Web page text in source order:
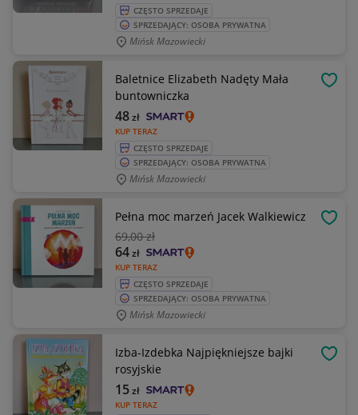
CZĘSTO SPRZEDAJE
SPRZEDAJĄCY: OSOBA PRYWATNA
Mińsk Mazowiecki
Baletnice Elizabeth Nadęty Mała
buntowniczka
KUP TERAZ
48zł
CZĘSTO SPRZEDAJE
SPRZEDAJĄCY: OSOBA PRYWATNA
Mińsk Mazowiecki
Pełna moc marzeń Jacek Walkiewicz
69,00 zł
KUP TERAZ
64zł
CZĘSTO SPRZEDAJE
SPRZEDAJĄCY: OSOBA PRYWATNA
Mińsk Mazowiecki
Izba-Izdebka Najpiękniejsze bajki
rosyjskie
KUP TERAZ
15zł